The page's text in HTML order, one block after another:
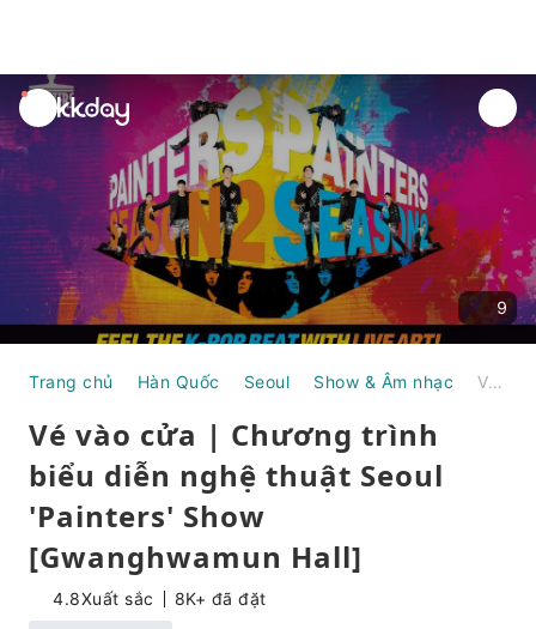
unread
notifications
9
Trang chủ Hàn Quốc Seoul Show & Âm nhạc Vé vào cửa | Chương trình biểu diễn nghệ thuật Seoul 'Painters' Show [Gwanghwamun Hall]
Vé vào cửa | Chương trình
biểu diễn nghệ thuật Seoul
'Painters' Show
[Gwanghwamun Hall]
4.8Xuất sắc 8K+ đã đặt